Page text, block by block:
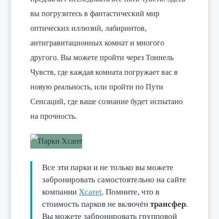
вы погрузитесь в фантастический мир
оптических иллюзий, лабиринтов,
антигравитационных комнат и многого
другого. Вы можете пройти через Тоннель
Чувств, где каждая комната погружает вас в
новую реальность, или пройти по Пути
Сенсаций, где ваше сознание будет испытано
на прочность.
Все эти парки и не только вы можете
забронировать самостоятельно на сайте
компании Xcaret. Помните, что в
стоимость парков не включёнтрансфер.
Вы можете забронировать групповой